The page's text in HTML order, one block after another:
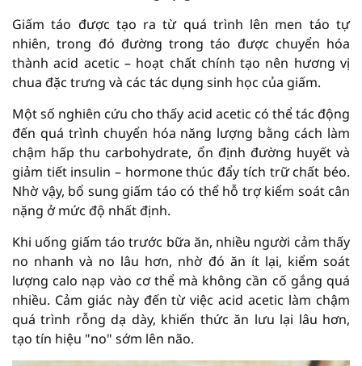
Giấm táo được tạo ra từ quá trình lên men táo tự
nhiên, trong đó đường trong táo được chuyển hóa
thành acid acetic – hoạt chất chính tạo nên hương vị
chua đặc trưng và các tác dụng sinh học của giấm.
Một số nghiên cứu cho thấy acid acetic có thể tác động
đến quá trình chuyển hóa năng lượng bằng cách làm
chậm hấp thu carbohydrate, ổn định đường huyết và
giảm tiết insulin – hormone thúc đẩy tích trữ chất béo.
Nhờ vậy, bổ sung giấm táo có thể hỗ trợ kiểm soát cân
nặng ở mức độ nhất định.
Khi uống giấm táo trước bữa ăn, nhiều người cảm thấy
no nhanh và no lâu hơn, nhờ đó ăn ít lại, kiểm soát
lượng calo nạp vào cơ thể mà không cần cố gắng quá
nhiều. Cảm giác này đến từ việc acid acetic làm chậm
quá trình rỗng dạ dày, khiến thức ăn lưu lại lâu hơn,
tạo tín hiệu "no" sớm lên não.